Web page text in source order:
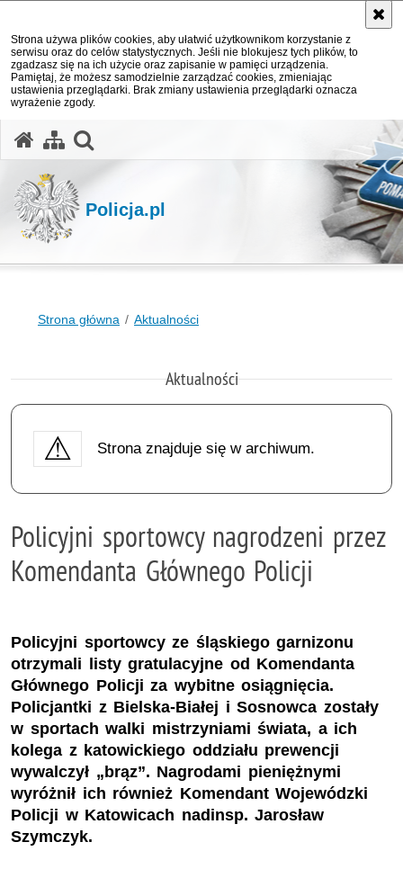
Strona używa plików cookies, aby ułatwić użytkownikom korzystanie z
serwisu oraz do celów statystycznych. Jeśli nie blokujesz tych plików, to
zgadzasz się na ich użycie oraz zapisanie w pamięci urządzenia.
Pamiętaj, że możesz samodzielnie zarządzać cookies, zmieniając
ustawienia przeglądarki. Brak zmiany ustawienia przeglądarki oznacza
wyrażenie zgody.
Policja.pl
Strona główna Aktualności
Aktualności
Strona znajduje się w archiwum.
Policyjni sportowcy nagrodzeni przez
Komendanta Głównego Policji
Policyjni sportowcy ze śląskiego garnizonu
otrzymali listy gratulacyjne od Komendanta
Głównego Policji za wybitne osiągnięcia.
Policjantki z Bielska-Białej i Sosnowca zostały
w sportach walki mistrzyniami świata, a ich
kolega z katowickiego oddziału prewencji
wywalczył „brąz”. Nagrodami pieniężnymi
wyróżnił ich również Komendant Wojewódzki
Policji w Katowicach nadinsp. Jarosław
Szymczyk.